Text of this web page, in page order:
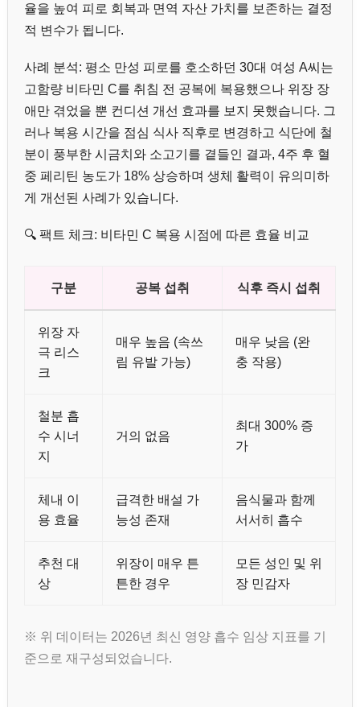
율을 높여 피로 회복과 면역 자산 가치를 보존하는 결정
적 변수가 됩니다.
사례 분석: 평소 만성 피로를 호소하던 30대 여성 A씨는
고함량 비타민 C를 취침 전 공복에 복용했으나 위장 장
애만 겪었을 뿐 컨디션 개선 효과를 보지 못했습니다. 그
러나 복용 시간을 점심 식사 직후로 변경하고 식단에 철
분이 풍부한 시금치와 소고기를 곁들인 결과, 4주 후 혈
중 페리틴 농도가 18% 상승하며 생체 활력이 유의미하
게 개선된 사례가 있습니다.
🔍 팩트 체크: 비타민 C 복용 시점에 따른 효율 비교
구분 공복 섭취 식후 즉시 섭취
위장 자
극 리스
크
매우 높음 (속쓰
림 유발 가능)
매우 낮음 (완
충 작용)
철분 흡
수 시너
지
거의 없음
최대 300% 증
가
체내 이
용 효율
급격한 배설 가
능성 존재
음식물과 함께
서서히 흡수
추천 대
상
위장이 매우 튼
튼한 경우
모든 성인 및 위
장 민감자
※ 위 데이터는 2026년 최신 영양 흡수 임상 지표를 기
준으로 재구성되었습니다.